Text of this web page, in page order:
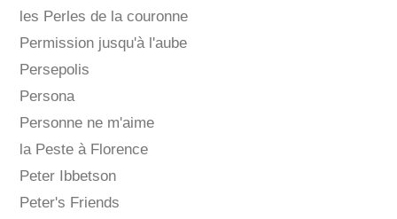
les Perles de la couronne
Permission jusqu'à l'aube
Persepolis
Persona
Personne ne m'aime
la Peste à Florence
Peter Ibbetson
Peter's Friends